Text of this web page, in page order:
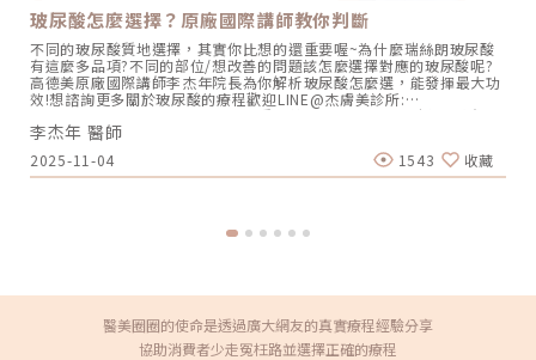
玻尿酸怎麼選擇？原廠國際講師教你判斷
不同的玻尿酸質地選擇，其實你比想的還重要喔~為什麼瑞絲朗玻尿酸
有這麼多品項?不同的部位/想改善的問題該怎麼選擇對應的玻尿酸呢?
高德美原廠國際講師李杰年院長為你解析玻尿酸怎麼選，能發揮最大功
效!想諮詢更多關於玻尿酸的療程歡迎LINE@杰膚美診所:
https://page.line.me/xhc2941b重點摘要：00:11 玻尿酸作用介紹
00:47 玻尿酸分為三大類型02:09 迷思一、玻尿酸打哪裡都可以？
02:36 迷思二、打完下巴蘋果肌看起來怪怪的？03:30 迷思三、臉部鬆
弛只能做拉皮嗎？05:00 總結LINE官方帳號一對一咨詢👉
https://reurl.cc/x3EQZN歡迎訂閱我的頻道👉
李杰年醫師FB👉https://reurl.cc/Mzk0nm杰膚美診所地址：104台北
李杰年 醫師
2025-11-04 1543 收藏
醫美圈圈的使命是透過廣大網友的真實療程經驗分享
協助消費者少走冤枉路並選擇正確的療程